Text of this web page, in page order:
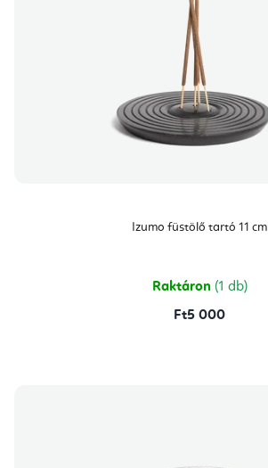
Izumo füstölő tartó 11 cm
Raktáron (1 db)
Ft5 000